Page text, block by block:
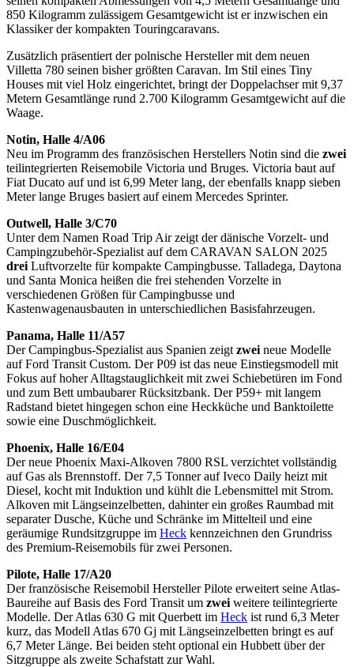
850 Kilogramm zulässigem Gesamtgewicht ist er inzwischen ein
Klassiker der kompakten Touringcaravans.
Zusätzlich präsentiert der polnische Hersteller mit dem neuen
Villetta 780 seinen bisher größten Caravan. Im Stil eines Tiny
Houses mit viel Holz eingerichtet, bringt der Doppelachser mit 9,37
Metern Gesamtlänge rund 2.700 Kilogramm Gesamtgewicht auf die
Waage.
Notin, Halle 4/A06
Neu im Programm des französischen Herstellers Notin sind die zwei
teilintegrierten Reisemobile Victoria und Bruges. Victoria baut auf
Fiat Ducato auf und ist 6,99 Meter lang, der ebenfalls knapp sieben
Meter lange Bruges basiert auf einem Mercedes Sprinter.
Outwell, Halle 3/C70
Unter dem Namen Road Trip Air zeigt der dänische Vorzelt- und
Campingzubehör-Spezialist auf dem CARAVAN SALON 2025
drei Luftvorzelte für kompakte Campingbusse. Talladega, Daytona
und Santa Monica heißen die frei stehenden Vorzelte in
verschiedenen Größen für Campingbusse und
Kastenwagenausbauten in unterschiedlichen Basisfahrzeugen.
Panama, Halle 11/A57
Der Campingbus-Spezialist aus Spanien zeigt zwei neue Modelle
auf Ford Transit Custom. Der P09 ist das neue Einstiegsmodell mit
Fokus auf hoher Alltagstauglichkeit mit zwei Schiebetüren im Fond
und zum Bett umbaubarer Rücksitzbank. Der P59+ mit langem
Radstand bietet hingegen schon eine Heckküche und Banktoilette
sowie eine Duschmöglichkeit.
Phoenix, Halle 16/E04
Der neue Phoenix Maxi-Alkoven 7800 RSL verzichtet vollständig
auf Gas als Brennstoff. Der 7,5 Tonner auf Iveco Daily heizt mit
Diesel, kocht mit Induktion und kühlt die Lebensmittel mit Strom.
Alkoven mit Längseinzelbetten, dahinter ein großes Raumbad mit
separater Dusche, Küche und Schränke im Mittelteil und eine
geräumige Rundsitzgruppe im Heck kennzeichnen den Grundriss
des Premium-Reisemobils für zwei Personen.
Pilote, Halle 17/A20
Der französische Reisemobil Hersteller Pilote erweitert seine Atlas-
Baureihe auf Basis des Ford Transit um zwei weitere teilintegrierte
Modelle. Der Atlas 630 G mit Querbett im Heck ist rund 6,3 Meter
kurz, das Modell Atlas 670 Gj mit Längseinzelbetten bringt es auf
6,7 Meter Länge. Bei beiden steht optional ein Hubbett über der
Sitzgruppe als zweite Schafstatt zur Wahl.